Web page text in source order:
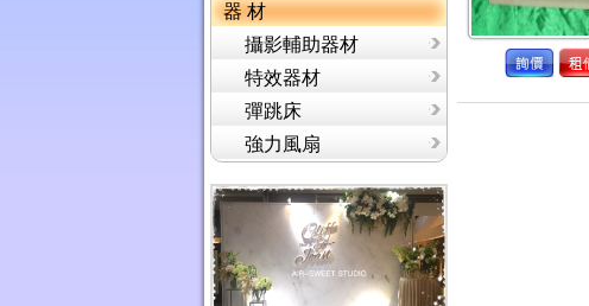
器 材
攝影輔助器材
特效器材
彈跳床
強力風扇